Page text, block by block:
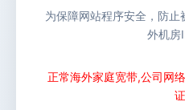
为保障网站程序安全，防
外机房
正常海外家庭宽带,公司网
证